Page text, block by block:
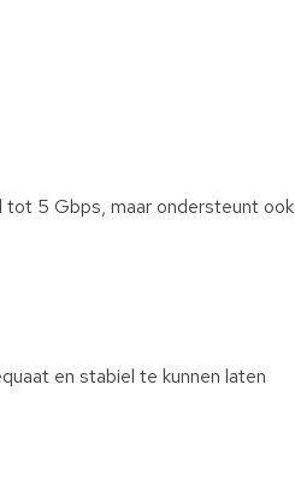
tot 5 Gbps, maar ondersteunt ook
en stabiel te kunnen laten